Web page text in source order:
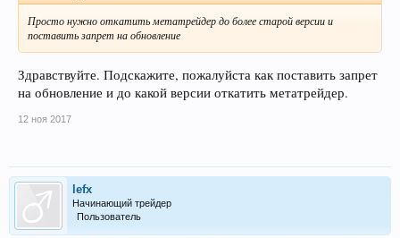
Просто нужно откатить метатрейдер до более старой версии и
поставить запрет на обновление
Здравствуйте. Подскажите, пожалуйста как поставить запрет
на обновление и до какой версии откатить метатрейдер.
12 ноя 2017
lefx
Начинающий трейдер
Пользователь